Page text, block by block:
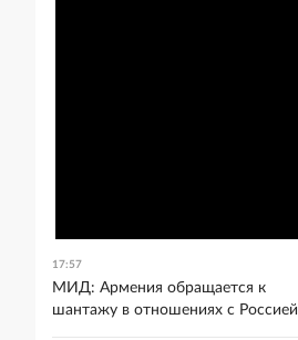
17:57
МИД: Армения обращается к
шантажу в отношениях с Россией